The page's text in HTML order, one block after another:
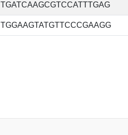
TGATCAAGCGTCCATTTGAG
TGGAAGTATGTTCCCGAAGG